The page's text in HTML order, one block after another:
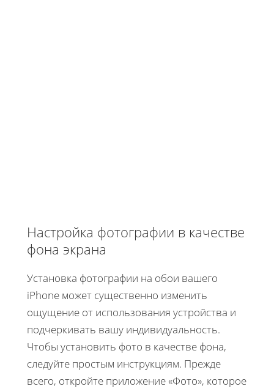
Настройка фотографии в качестве
фона экрана
Установка фотографии на обои вашего
iPhone может существенно изменить
ощущение от использования устройства и
подчеркивать вашу индивидуальность.
Чтобы установить фото в качестве фона,
следуйте простым инструкциям. Прежде
всего, откройте приложение «Фото», которое